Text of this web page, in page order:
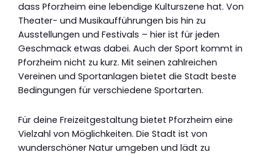
dass Pforzheim eine lebendige Kulturszene hat. Von
Theater- und Musikaufführungen bis hin zu
Ausstellungen und Festivals – hier ist für jeden
Geschmack etwas dabei. Auch der Sport kommt in
Pforzheim nicht zu kurz. Mit seinen zahlreichen
Vereinen und Sportanlagen bietet die Stadt beste
Bedingungen für verschiedene Sportarten.
Für deine Freizeitgestaltung bietet Pforzheim eine
Vielzahl von Möglichkeiten. Die Stadt ist von
wunderschöner Natur umgeben und lädt zu